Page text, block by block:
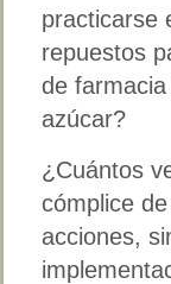
practicarse
repuestos
de
azúcar?
¿Cuántos
cómplice
acciones,